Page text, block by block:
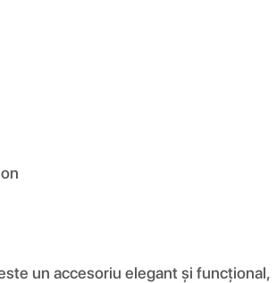
un accesoriu elegant și funcțional,